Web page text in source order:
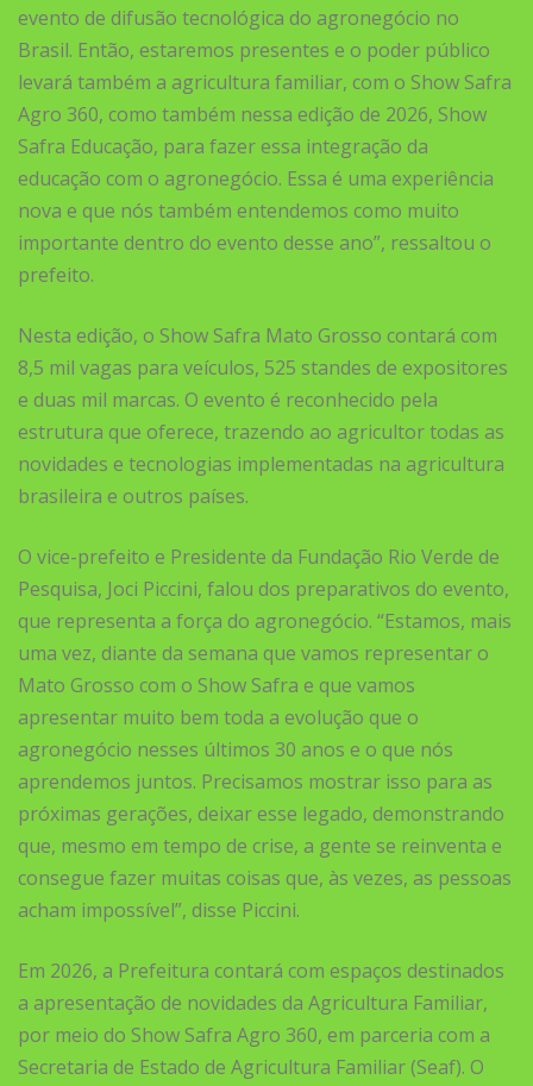
evento de difusão tecnológica do agronegócio no
Brasil. Então, estaremos presentes e o poder público
levará também a agricultura familiar, com o Show Safra
Agro 360, como também nessa edição de 2026, Show
Safra Educação, para fazer essa integração da
educação com o agronegócio. Essa é uma experiência
nova e que nós também entendemos como muito
importante dentro do evento desse ano”, ressaltou o
prefeito.
Nesta edição, o Show Safra Mato Grosso contará com
8,5 mil vagas para veículos, 525 standes de expositores
e duas mil marcas. O evento é reconhecido pela
estrutura que oferece, trazendo ao agricultor todas as
novidades e tecnologias implementadas na agricultura
brasileira e outros países.
O vice-prefeito e Presidente da Fundação Rio Verde de
Pesquisa, Joci Piccini, falou dos preparativos do evento,
que representa a força do agronegócio. “Estamos, mais
uma vez, diante da semana que vamos representar o
Mato Grosso com o Show Safra e que vamos
apresentar muito bem toda a evolução que o
agronegócio nesses últimos 30 anos e o que nós
aprendemos juntos. Precisamos mostrar isso para as
próximas gerações, deixar esse legado, demonstrando
que, mesmo em tempo de crise, a gente se reinventa e
consegue fazer muitas coisas que, às vezes, as pessoas
acham impossível”, disse Piccini.
Em 2026, a Prefeitura contará com espaços destinados
a apresentação de novidades da Agricultura Familiar,
por meio do Show Safra Agro 360, em parceria com a
Secretaria de Estado de Agricultura Familiar (Seaf). O